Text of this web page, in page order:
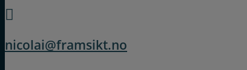

nicolai@framsikt.no